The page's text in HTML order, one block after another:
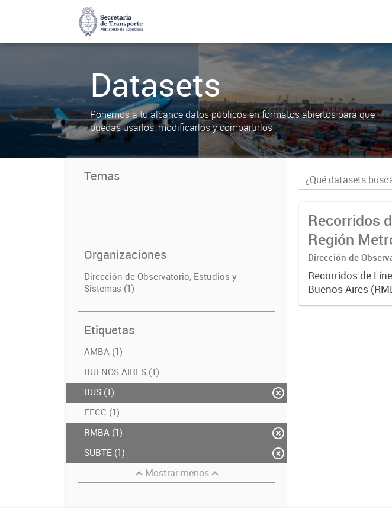
Datasets
Ponemos a tu alcance datos públicos en formatos abiertos para que
puedas usarlos, modificarlos y compartirlos
Temas
Organizaciones
Dirección de Observatorio, Estudios y
Sistemas (1)
Etiquetas
AMBA (1)
BUENOS AIRES (1)
BUS (1)
FFCC (1)
RMBA (1)
SUBTE (1)
Mostrar menos
Recorridos
Región
(RMBA)
Dirección de
Recorridos de
Buenos Aires